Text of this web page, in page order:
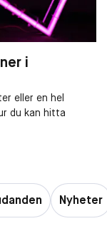
i
eller en hel
du kan hitta
Nyheter